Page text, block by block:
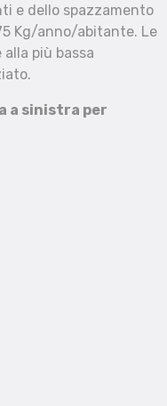
e dello spazzamento
Kg/anno/abitante. Le
più bassa
a sinistra per